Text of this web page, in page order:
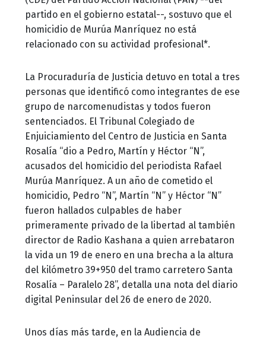
partido en el gobierno estatal--, sostuvo que el
homicidio de Murúa Manríquez no está
relacionado con su actividad profesional*.
La Procuraduría de Justicia detuvo en total a tres
personas que identificó como integrantes de ese
grupo de narcomenudistas y todos fueron
sentenciados. El Tribunal Colegiado de
Enjuiciamiento del Centro de Justicia en Santa
Rosalía “dio a Pedro, Martín y Héctor “N”,
acusados del homicidio del periodista Rafael
Murúa Manríquez. A un año de cometido el
homicidio, Pedro “N”, Martín “N” y Héctor “N”
fueron hallados culpables de haber
primeramente privado de la libertad al también
director de Radio Kashana a quien arrebataron
la vida un 19 de enero en una brecha a la altura
del kilómetro 39+950 del tramo carretero Santa
Rosalía – Paralelo 28”, detalla una nota del diario
digital Peninsular del 26 de enero de 2020.
Unos días más tarde, en la Audiencia de